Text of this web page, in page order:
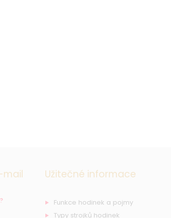
mail Užitečné informace
Funkce hodinek a pojmy
Typy strojků hodinek